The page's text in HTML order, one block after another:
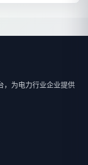
，为电力行业企业提供